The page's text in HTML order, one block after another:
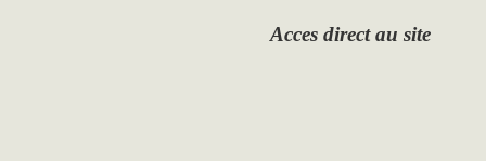
Acces direct au site